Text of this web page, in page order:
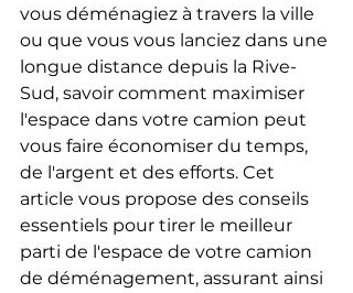
vous déménagiez à travers la ville
ou que vous vous lanciez dans une
longue distance depuis la Rive-
Sud, savoir comment maximiser
l'espace dans votre camion peut
vous faire économiser du temps,
de l'argent et des efforts. Cet
article vous propose des conseils
essentiels pour tirer le meilleur
parti de l'espace de votre camion
de déménagement, assurant ainsi